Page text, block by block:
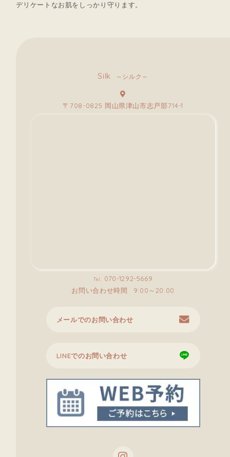
デリケートなお肌をしっかり守ります。
Silk ～シルク～
〒708-0825 岡山県津山市志戸部714-1
Tel.
070-1292-5669
お問い合わせ時間
9:00～20:00
メールでのお問い合わせ
LINEでのお問い合わせ